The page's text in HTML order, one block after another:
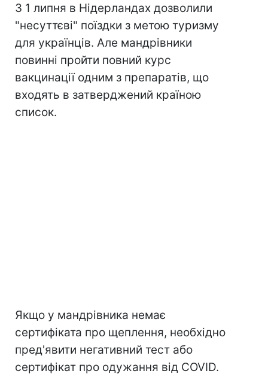
З 1 липня в Нідерландах дозволили
"несуттєві" поїздки з метою туризму
для українців. Але мандрівники
повинні пройти повний курс
вакцинації одним з препаратів, що
входять в затверджений країною
список.
Якщо у мандрівника немає
сертифіката про щеплення, необхідно
пред'явити негативний тест або
сертифікат про одужання від COVID.